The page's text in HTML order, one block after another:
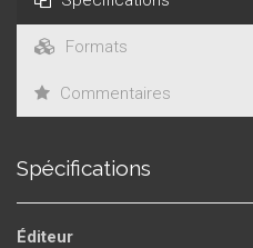
Formats
Commentaires
Spécifications
Éditeur